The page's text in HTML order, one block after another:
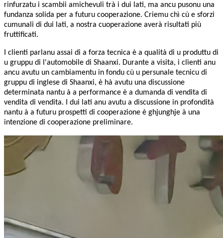
rinfurzatu i scambii amichevuli trà i dui lati, ma ancu pusonu una
fundanza solida per a futuru cooperazione. Criemu chì cù e sforzi
cumunali di dui lati, a nostra cuoperazione averà risultati più
fruttificati.
I clienti parlanu assai di a forza tecnica è a qualità di u produttu di
u gruppu di l'automobile di Shaanxi. Durante a visita, i clienti anu
ancu avutu un cambiamentu in fondu cù u persunale tecnicu di
gruppu di inglese di Shaanxi, è hà avutu una discussione
determinata nantu à a performance è a dumanda di vendita di
vendita di vendita. I dui lati anu avutu a discussione in profondità
nantu à a futuru prospetti di cooperazione è ghjunghje à una
intenzione di cooperazione preliminare.